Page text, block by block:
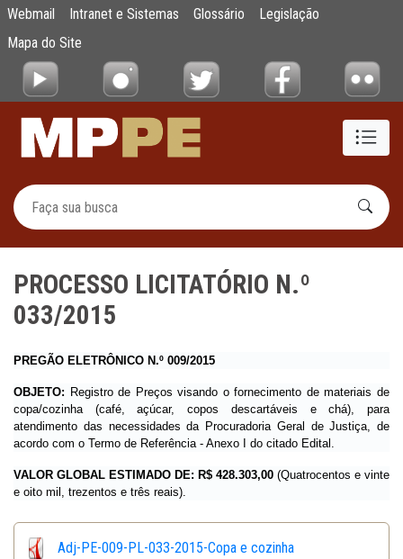
Pular para o Conteúdo principal
PROCESSO LICITATÓRIO N.º 033/2015
Webmail Intranet e Sistemas Glossário
Legislação
Mapa do Site
PROCESSO LICITATÓRIO N.º
033/2015
PREGÃO ELETRÔNICO N.º 009/2015
OBJETO: Registro de Preços visando o fornecimento de materiais de
copa/cozinha (café, açúcar, copos descartáveis e chá), para
atendimento das necessidades da Procuradoria Geral de Justiça, de
acordo com o Termo de Referência - Anexo I do citado Edital.
VALOR GLOBAL ESTIMADO DE: R$ 428.303,00 (Quatrocentos e vinte
e oito mil, trezentos e três reais).
Adj-PE-009-PL-033-2015-Copa e cozinha